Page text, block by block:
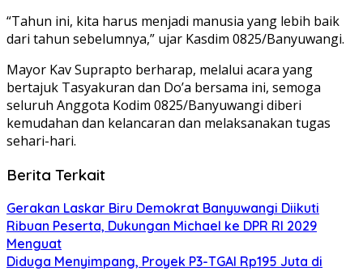
“Tahun ini, kita harus menjadi manusia yang lebih baik
dari tahun sebelumnya,” ujar Kasdim 0825/Banyuwangi.
Mayor Kav Suprapto berharap, melalui acara yang
bertajuk Tasyakuran dan Do’a bersama ini, semoga
seluruh Anggota Kodim 0825/Banyuwangi diberi
kemudahan dan kelancaran dan melaksanakan tugas
sehari-hari.
Berita Terkait
Gerakan Laskar Biru Demokrat Banyuwangi Diikuti
Ribuan Peserta, Dukungan Michael ke DPR RI 2029
Menguat
Diduga Menyimpang, Proyek P3-TGAI Rp195 Juta di